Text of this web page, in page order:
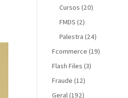
Cursos (20)
FMDS (2)
Palestra (24)
Fcommerce (19)
Flash Files (3)
Fraude (12)
Geral(192)